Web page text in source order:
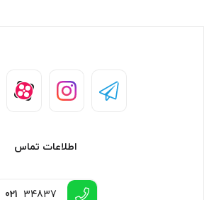
اطلاعات تماس
021 34837